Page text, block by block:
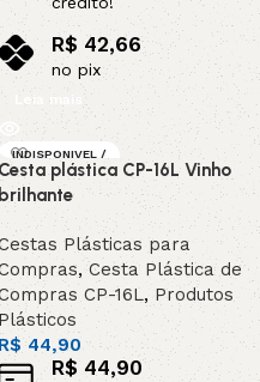
R$ 42,66
no pix
Leia mais
INDISPONIVEL /
SOB ENCOMEND
Cesta plástica CP-16L Vinho
brilhante
Plásticas para
,Cesta Plástica de
CP-16L, Produtos
Plásticos
R$44,90
R$ 44,90